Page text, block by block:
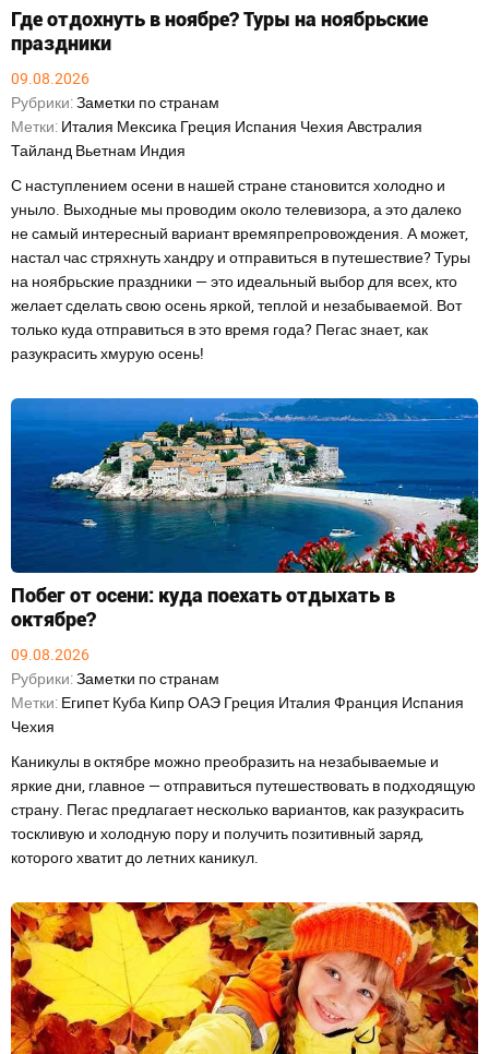
Где отдохнуть в ноябре? Туры на ноябрьские
праздники
09.08.2026
Рубрики:Заметки по странам
Метки: Италия Мексика Греция Испания Чехия Австралия
Тайланд Вьетнам Индия
С наступлением осени в нашей стране становится холодно и
уныло. Выходные мы проводим около телевизора, а это далеко
не самый интересный вариант времяпрепровождения. А может,
настал час стряхнуть хандру и отправиться в путешествие? Туры
на ноябрьские праздники — это идеальный выбор для всех, кто
желает сделать свою осень яркой, теплой и незабываемой. Вот
только куда отправиться в это время года? Пегас знает, как
разукрасить хмурую осень!
Побег от осени: куда поехать отдыхать в
октябре?
09.08.2026
Рубрики:Заметки по странам
Метки: ЕгипетКуба КипрОАЭ Греция Италия Франция Испания
Чехия
Каникулы в октябре можно преобразить на незабываемые и
яркие дни, главное — отправиться путешествовать в подходящую
страну. Пегас предлагает несколько вариантов, как разукрасить
тоскливую и холодную пору и получить позитивный заряд,
которого хватит до летних каникул.